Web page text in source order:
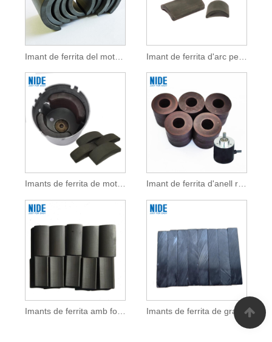
Imant de ferrita del motor d'arc
Imants de ferrita de motor de corrent continu personalitzats Imant de ferrita d'anell radial codificador
Imants de ferrita amb forma de poder fort Imants de ferrita de gran potència de la indústria